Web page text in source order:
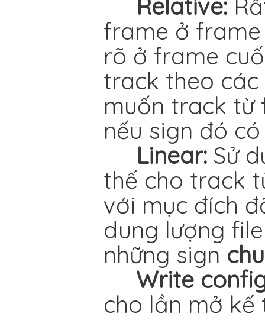
Relative:
frame ở
rõ ở frame
track theo các
muốn track từ
nếu sign đó
Linear: Sử
thế cho track
với mục đích
dung lượng
những sign
Write
cho lần mở kế